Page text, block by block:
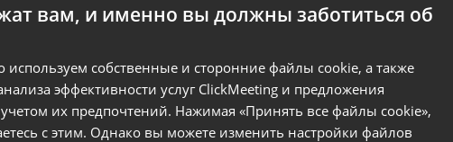
FRENCH
POLISH
вам, и именно вы должны заботиться об
собственные и сторонние файлы cookie, а также
эффективности услуг ClickMeeting и предложения
учетом их предпочтений. Нажимая «Принять все файлы cookie»,
с этим. Однако вы можете изменить настройки файлов